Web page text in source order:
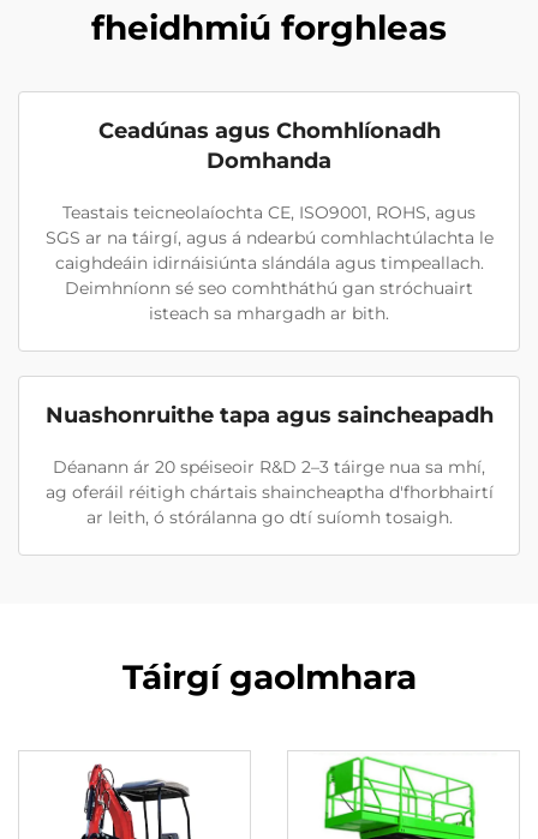
fheidhmiú forghleas
Ceadúnas agus Chomhlíonadh
Domhanda
Teastais teicneolaíochta CE, ISO9001, ROHS, agus
SGS ar na táirgí, agus á ndearbú comhlachtúlachta le
caighdeáin idirnáisiúnta slándála agus timpeallach.
Deimhníonn sé seo comhtháthú gan stróchuairt
isteach sa mhargadh ar bith.
Nuashonruithe tapa agus saincheapadh
Déanann ár 20 spéiseoir R&D 2–3 táirge nua sa mhí,
ag oferáil réitigh chártais shaincheaptha d'fhorbhairtí
ar leith, ó stórálanna go dtí suíomh tosaigh.
Táirgí gaolmhara